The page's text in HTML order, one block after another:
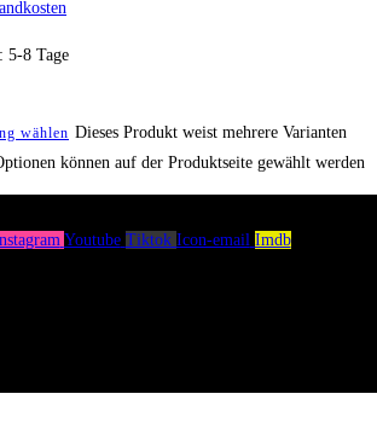
5-8 Tage
wählen Dieses Produkt weist mehrere Varianten
können auf der Produktseite gewählt werden
Youtube Tiktok Icon-email Imdb